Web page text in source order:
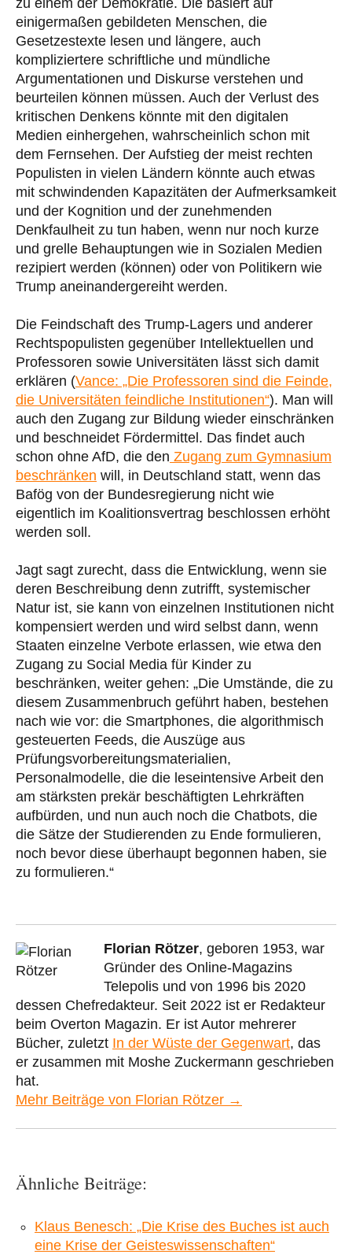
zu einem der Demokratie. Die basiert auf
einigermaßen gebildeten Menschen, die
Gesetzestexte lesen und längere, auch
kompliziertere schriftliche und mündliche
Argumentationen und Diskurse verstehen und
beurteilen können müssen. Auch der Verlust des
kritischen Denkens könnte mit den digitalen
Medien einhergehen, wahrscheinlich schon mit
dem Fernsehen. Der Aufstieg der meist rechten
Populisten in vielen Ländern könnte auch etwas
mit schwindenden Kapazitäten der Aufmerksamkeit
und der Kognition und der zunehmenden
Denkfaulheit zu tun haben, wenn nur noch kurze
und grelle Behauptungen wie in Sozialen Medien
rezipiert werden (können) oder von Politikern wie
Trump aneinandergereiht werden.
Die Feindschaft des Trump-Lagers und anderer
Rechtspopulisten gegenüber Intellektuellen und
Professoren sowie Universitäten lässt sich damit
erklären (Vance: „Die Professoren sind die Feinde,
die Universitäten feindliche Institutionen“). Man will
auch den Zugang zur Bildung wieder einschränken
und beschneidet Fördermittel. Das findet auch
schon ohne AfD, die den Zugang zum Gymnasium
beschränken will, in Deutschland statt, wenn das
Bafög von der Bundesregierung nicht wie
eigentlich im Koalitionsvertrag beschlossen erhöht
werden soll.
Jagt sagt zurecht, dass die Entwicklung, wenn sie
deren Beschreibung denn zutrifft, systemischer
Natur ist, sie kann von einzelnen Institutionen nicht
kompensiert werden und wird selbst dann, wenn
Staaten einzelne Verbote erlassen, wie etwa den
Zugang zu Social Media für Kinder zu
beschränken, weiter gehen: „Die Umstände, die zu
diesem Zusammenbruch geführt haben, bestehen
nach wie vor: die Smartphones, die algorithmisch
gesteuerten Feeds, die Auszüge aus
Prüfungsvorbereitungsmaterialien,
Personalmodelle, die die leseintensive Arbeit den
am stärksten prekär beschäftigten Lehrkräften
aufbürden, und nun auch noch die Chatbots, die
die Sätze der Studierenden zu Ende formulieren,
noch bevor diese überhaupt begonnen haben, sie
zu formulieren.“
Florian Rötzer, geboren 1953, war
Gründer des Online-Magazins
Telepolis und von 1996 bis 2020
dessen Chefredakteur. Seit 2022 ist er Redakteur
beim Overton Magazin. Er ist Autor mehrerer
Bücher, zuletzt In der Wüste der Gegenwart, das
er zusammen mit Moshe Zuckermann geschrieben
hat.
Mehr Beiträge von Florian Rötzer →
Ähnliche Beiträge:
Klaus Benesch: „Die Krise des Buches ist auch
eine Krise der Geisteswissenschaften“